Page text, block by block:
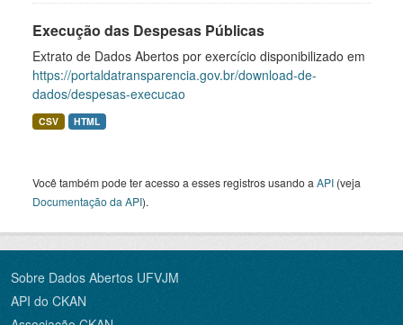
Execução das Despesas Públicas
Extrato de Dados Abertos por exercício disponibilizado em
https://portaldatransparencia.gov.br/download-de-
dados/despesas-execucao
CSV HTML
Você também pode ter acesso a esses registros usando a API (veja
Documentação da API).
Sobre Dados Abertos UFVJM
API do CKAN